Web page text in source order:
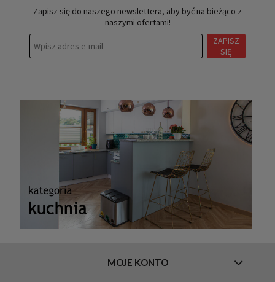
Zapisz się do naszego newslettera, aby być na bieżąco z
naszymi ofertami!
ZAPISZ
SIĘ
MOJE KONTO